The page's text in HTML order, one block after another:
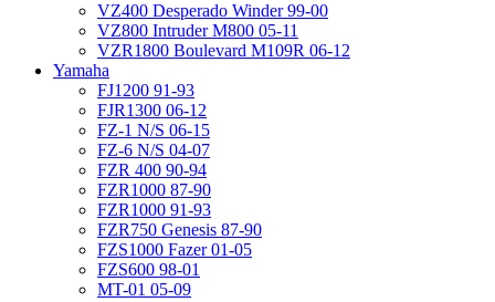
VZ400 Desperado Winder 99-00
VZ800 Intruder M800 05-11
VZR1800 Boulevard M109R 06-12
Yamaha
FJ1200 91-93
FJR1300 06-12
FZ-1 N/S 06-15
FZ-6 N/S 04-07
FZR 400 90-94
FZR1000 87-90
FZR1000 91-93
FZR750 Genesis 87-90
FZS1000 Fazer 01-05
FZS600 98-01
MT-01 05-09